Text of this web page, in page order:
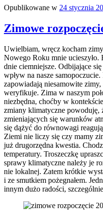
Opublikowane w 24 stycznia
Zimowe
Uwielbiam, wręcz kocham
Nowego Roku mnie ucieszyło.
dnie ciemniejsze. Odbijające
wpływ na nasze
zapowiadają niesamowite
weryfikuje. Zima w naszym
niezbędna, choćby w
zmiany klimatyczne powoduję,
zmieniających się warunków
się dążyć do równowagi
Ziemi nie liczy się czy mamy
już drugorzędna kwestia.
temperatury. Troszeczkę
sprawy klimatyczne należy je
nie lokalnej. Zatem krótkie
i ze smutkiem pożegnałem.
innym dużo radości,